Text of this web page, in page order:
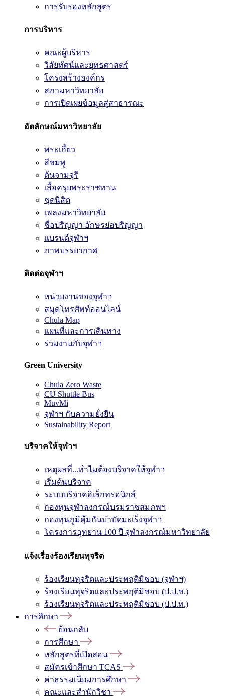
การรับรองหลักสูตร
การบริหาร
คณะผู้บริหาร
วิสัยทัศน์และยุทธศาสตร์
โครงสร้างองค์กร
สภามหาวิทยาลัย
การเปิดเผยข้อมูลสู่สาธารณะ
อัตลักษณ์มหาวิทยาลัย
พระเกี้ยว
สีชมพู
ต้นจามจุรี
เสื้อครุยพระราชทาน
ชุดนิสิต
เพลงมหาวิทยาลัย
ชื่อปริญญา อักษรย่อปริญญา
แบรนด์จุฬาฯ
ภาพบรรยากาศ
ติดต่อจุฬาฯ
หน่วยงานของจุฬาฯ
สมุดโทรศัพท์ออนไลน์
Chula Map
แผนที่และการเดินทาง
ร่วมงานกับจุฬาฯ
Green University
Chula Zero Waste
CU Shuttle Bus
MuvMi
จุฬาฯ กับความยั่งยืน
Sustainability Report
บริจาคให้จุฬาฯ
เหตุผลที่...ทำไมต้องบริจาคให้จุฬาฯ
เริ่มต้นบริจาค
ระบบบริจาคอิเล็กทรอนิกส์
กองทุนจุฬาลงกรณ์บรมราชสมภพฯ
กองทุนภูมิคุ้มกันบำบัดมะเร็งจุฬาฯ
โครงการอุทยาน 100 ปี จุฬาลงกรณ์มหาวิทยาลัย
แจ้งเรื่องร้องเรียนทุจริต
ร้องเรียนทุจริตและประพฤติมิชอบ (จุฬาฯ)
ร้องเรียนทุจริตและประพฤติมิชอบ (ป.ป.ช.)
ร้องเรียนทุจริตและประพฤติมิชอบ (ป.ป.ท.)
การศึกษา
ย้อนกลับ
การศึกษา
หลักสูตรที่เปิดสอน
สมัครเข้าศึกษา TCAS
ค่าธรรมเนียมการศึกษา
คณะและสำนักวิชา